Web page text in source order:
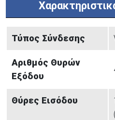
Τύπος Σύνδεσης
Αριθμός Θυρών
Εξόδου
Θύρες Εισόδου